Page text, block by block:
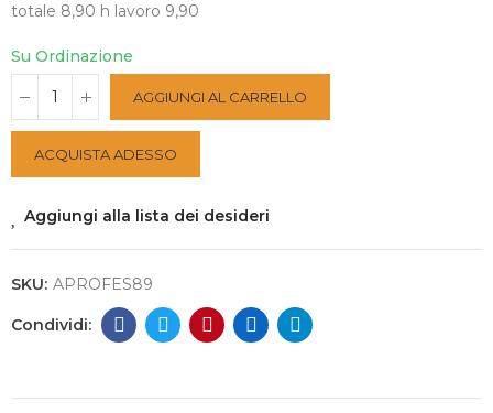
totale 8,90 h lavoro 9,90
Su Ordinazione
AGGIUNGI AL CARRELLO
ACQUISTA ADESSO
Aggiungi alla lista dei desideri
SKU: APROFES89